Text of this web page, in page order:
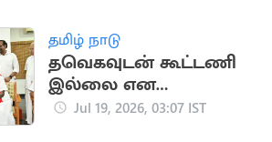
தமிழ் நாடு
தவெகவுடன் கூட்டணி
இல்லை என
அறிவித்த CPM
Jul 19, 2026, 03:07 IST